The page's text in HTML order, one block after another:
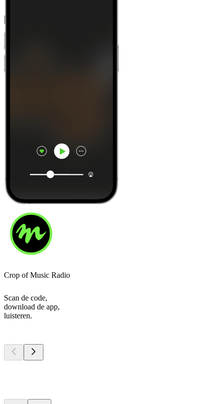
Crop of Music Radio
Scan de code,
download de app,
luisteren.